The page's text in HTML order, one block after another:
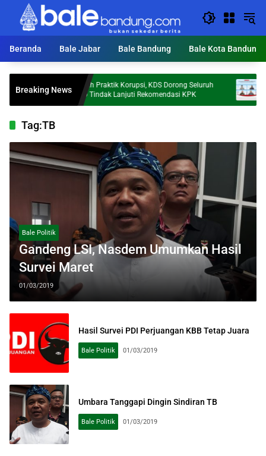
Langsung
konten
Beranda
Bale Jabar Bale Bandung Bale Kota Bandung
Breaking NewsCegah Praktik Korupsi, KDS Dorong Seluruh
OPD Tindak Lanjuti Rekomendasi KPK
Investor
Sebut
Tag:TB
Bale Politik
Gandeng LSI, Nasdem Umumkan Hasil
Survei Maret
01/03/2019
Hasil Survei PDI Perjuangan KBB Tetap Juara
Bale Politik 01/03/2019
Umbara Tanggapi Dingin Sindiran TB
Bale Politik 01/03/2019